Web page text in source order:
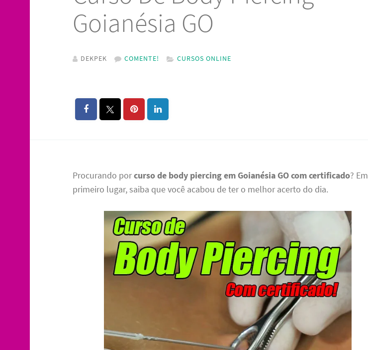
Goianésia GO
DEKPEK COMENTE! CURSOS ONLINE
Procurando porcurso de body piercing em Goianésia GO com certificado? Em
primeiro lugar, saiba que você acabou de ter o melhor acerto do dia.